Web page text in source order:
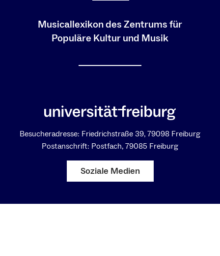
Musicallexikon des Zentrums für
Populäre Kultur und Musik
Besucheradresse: Friedrichstraße 39, 79098 Freiburg
Postanschrift: Postfach, 79085 Freiburg
Soziale Medien